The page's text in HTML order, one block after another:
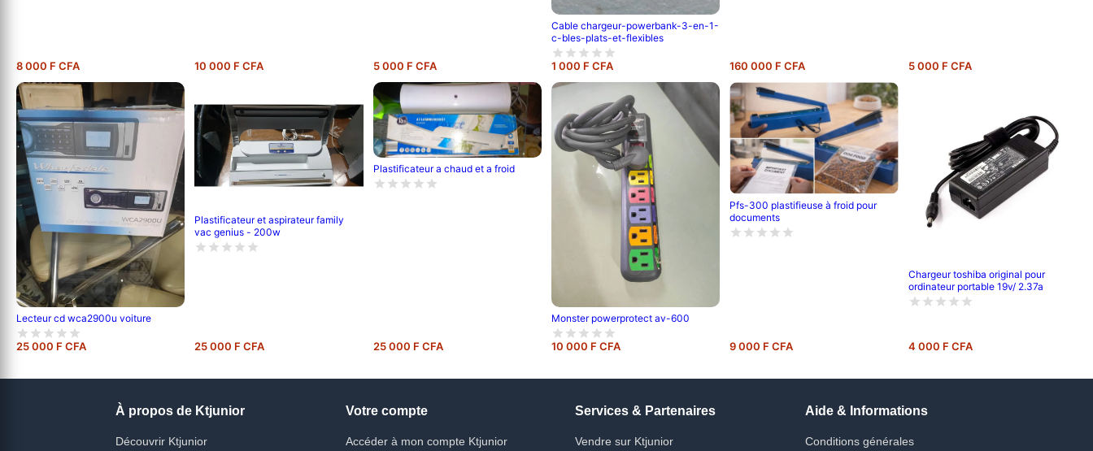
8 000 F CFA 10 000 F CFA 5 000 F CFA
Cable chargeur-powerbank-3-en-1-
c-bles-plats-et-flexibles
1 000 F CFA 160 000 F CFA 5 000 F CFA
Lecteur cd wca2900u voiture
25 000 F CFA
Plastificateur et aspirateur family
vac genius - 200w
25 000 F CFA
Plastificateur a chaud et a froid
25 000 F CFA
Monster powerprotect av-600
10 000 F CFA
Pfs-300 plastifieuse à froid pour
documents
9 000 F CFA
Chargeur toshiba original pour
ordinateur portable 19v/ 2.37a
4 000 F CFA
À propos de Ktjunior
Découvrir Ktjunior
Votre compte
Accéder à mon compte Ktjunior
Services & Partenaires
Vendre sur Ktjunior
Aide & Informations
Conditions générales